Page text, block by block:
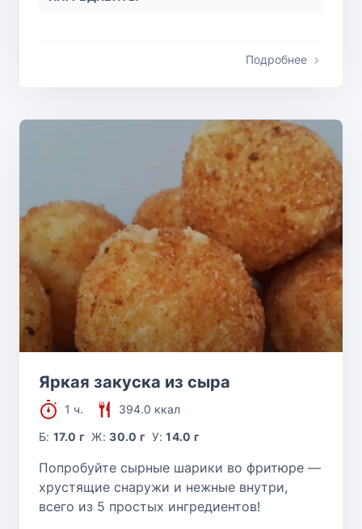
Подробнее
Яркая закуска из сыра
1 ч.
394.0 ккал
Б:17.0 г Ж:30.0 г У:14.0 г
Попробуйте сырные шарики во фритюре —
хрустящие снаружи и нежные внутри,
всего из 5 простых ингредиентов!